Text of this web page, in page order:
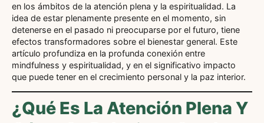
en los ámbitos de la atención plena y la espiritualidad. La
idea de estar plenamente presente en el momento, sin
detenerse en el pasado ni preocuparse por el futuro, tiene
efectos transformadores sobre el bienestar general. Este
artículo profundiza en la profunda conexión entre
mindfulness y espiritualidad, y en el significativo impacto
que puede tener en el crecimiento personal y la paz interior.
¿Qué Es La Atención Plena Y